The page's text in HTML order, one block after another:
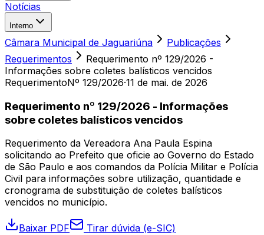
Notícias
Interno
Câmara Municipal de Jaguariúna
Publicações
Requerimentos
Requerimento nº 129/2026 -
Informações sobre coletes balísticos vencidos
RequerimentoNº 129/2026·11 de mai. de 2026
Requerimento nº 129/2026 - Informações
sobre coletes balísticos vencidos
Requerimento da Vereadora Ana Paula Espina
solicitando ao Prefeito que oficie ao Governo do Estado
de São Paulo e aos comandos da Polícia Militar e Polícia
Civil para informações sobre utilização, quantidade e
cronograma de substituição de coletes balísticos
vencidos no município.
Baixar PDF Tirar dúvida (e-SIC)